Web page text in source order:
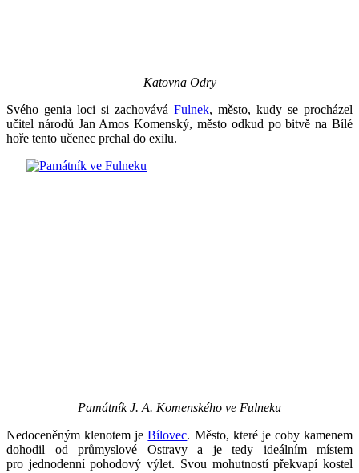
Katovna Odry
Svého genia loci si zachovává Fulnek, město, kudy se procházel
učitel národů Jan Amos Komenský, město odkud po bitvě na Bílé
hoře tento učenec prchal do exilu.
Památník J. A. Komenského ve Fulneku
Nedoceněným klenotem jeBílovec. Město, které je coby kamenem
dohodil od průmyslové Ostravy a je tedy ideálním místem
pro jednodenní pohodový výlet. Svou mohutností překvapí kostel